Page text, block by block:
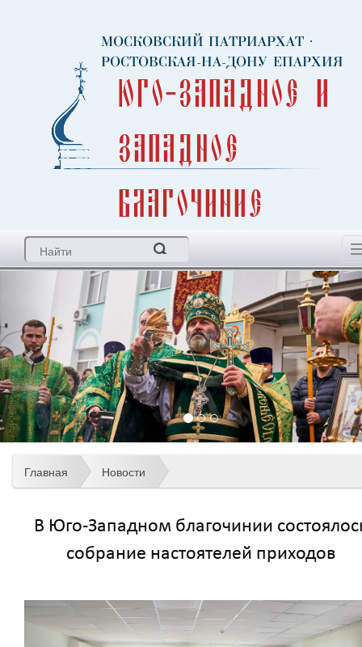
МОСКОВСКИЙ ПАТРИАРХАТ ·
РОСТОВСКАЯ-НА-ДОНУ ЕПАРХИЯ
Юго-Западное и
Западное
благочиние
Главная Новости
В Юго-Западном благочинии
собрание настоятелей приходов